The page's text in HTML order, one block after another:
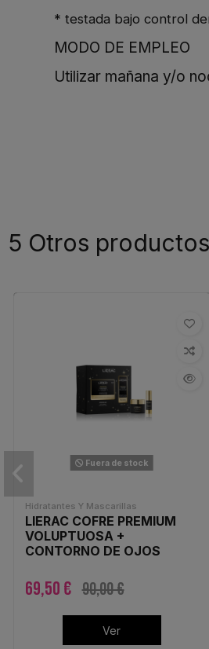
* testada bajo control
MODO DE EMPLEO
Utilizar mañana y/o
5 Otros
Fuera de stock
Hidratantes Y Mascarillas
LIERAC COFRE PREMIUM
VOLUPTUOSA +
CONTORNO DE OJOS
69,50 € 90,00 €
Ver